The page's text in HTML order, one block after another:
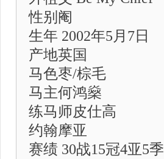
性别阉
生年 2002年5月7日
产地英国
马色枣/棕毛
马主何鸿燊
练马师皮仕高
约翰摩亚
赛绩 30战15冠4亚5季